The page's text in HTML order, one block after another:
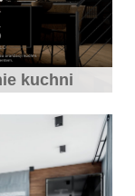
kuchni